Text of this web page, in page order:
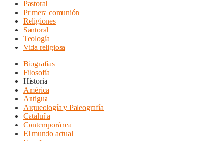
Pastoral
Primera comunión
Religiones
Santoral
Teología
Vida religiosa
Biografías
Filosofía
Historia
América
Antigua
Arqueología y Paleografía
Cataluña
Contemporánea
El mundo actual